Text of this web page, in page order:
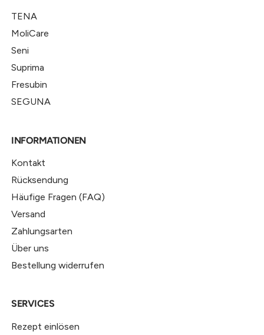
TENA
MoliCare
Seni
Suprima
Fresubin
SEGUNA
INFORMATIONEN
Kontakt
Rücksendung
Häufige Fragen (FAQ)
Versand
Zahlungsarten
Über uns
Bestellung widerrufen
SERVICES
Rezept einlösen